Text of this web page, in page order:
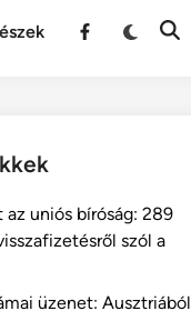
Menu
uniós bíróság: 289
szól a
üzenet: Ausztriából